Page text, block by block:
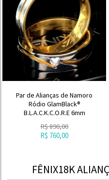
Par de Alianças de Namoro
Ródio GlamBlack®
B.L.A.C.K.C.O.R.E 6mm
R$890,00
R$ 760,00
FÊNIX18K